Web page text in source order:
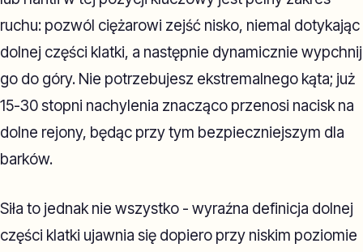
ruchu: pozwól ciężarowi zejść nisko, niemal dotykając
dolnej części klatki, a następnie dynamicznie wypchnij
go do góry. Nie potrzebujesz ekstremalnego kąta; już
15-30 stopni nachylenia znacząco przenosi nacisk na
dolne rejony, będąc przy tym bezpieczniejszym dla
barków.
Siła to jednak nie wszystko - wyraźna definicja dolnej
części klatki ujawnia się dopiero przy niskim poziomie